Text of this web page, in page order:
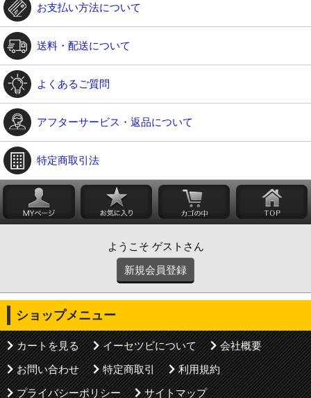
お支払い方法について
送料・配送について
よくあるご質問
アフターサービス・返品について
特定商取引法
ようこそ ゲストさん
新規会員登録
ショップメニュー
カートを見る イーセツビについて
会社概要
お問い合わせ
特定商取引
利用規約
プライバシーポリシー
サイトマップ